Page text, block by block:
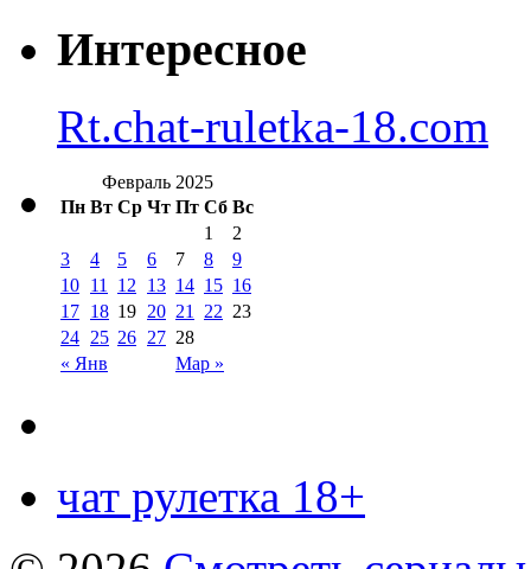
Интересное
Rt.chat-ruletka-18.com
Февраль 2025
Пн Вт Ср Чт Пт Сб Вс
« Янв Мар »
1
2
3
4 5 6 7 8
9
10 11 12 13 14 15 16
17 18 19 20 21 22 23
24 25 26 27 28
чат рулетка 18+